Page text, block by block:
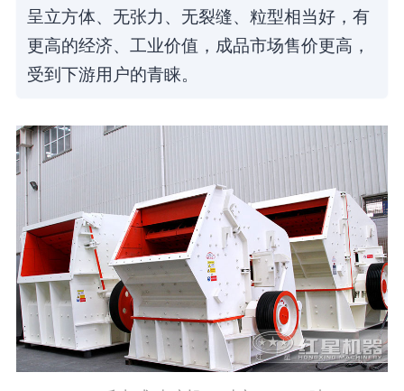
呈立方体、无张力、无裂缝、粒型相当好，有
更高的经济、工业价值，成品市场售价更高，
受到下游用户的青睐。